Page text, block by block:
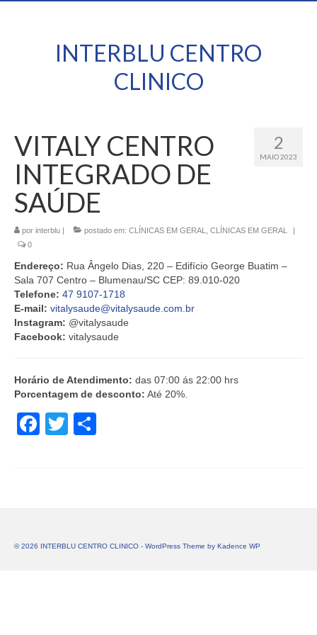
INTERBLU CENTRO
CLINICO
2
MAIO 2023
VITALY CENTRO
INTEGRADO DE
SAÚDE
por interblu | postado em: CLÍNICAS EM GERAL CLÍNICAS EM GERAL
|
0
Endereço: Rua Ângelo Dias, 220 – Edifício George Buatim –
Sala 707 Centro – Blumenau/SC CEP: 89.010-020
Telefone: 47 9107-1718
E-mail: vitalysaude@vitalysaude.com.br
Instagram: @vitalysaude
Facebook: vitalysaude
Horário de Atendimento: das 07:00 ás 22:00 hrs
Porcentagem de desconto: Até 20%.
Facebook
Twitter
© 2026 INTERBLU CENTRO CLINICO - WordPress Theme by Kadence WP